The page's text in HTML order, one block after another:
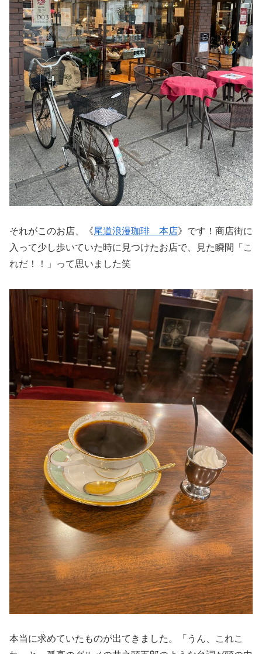
それがこのお店、《尾道浪漫珈琲 本店》です！商店街に
入って少し歩いていた時に見つけたお店で、見た瞬間「こ
れだ！！」って思いました笑
本当に求めていたものが出てきました。「うん、これこ